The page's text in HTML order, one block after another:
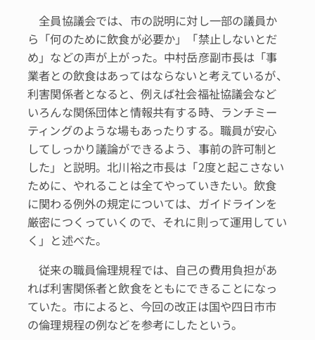
全員協議会では、市の説明に対し一部の議員か
ら「何のために飲食が必要か」「禁止しないとだ
め」などの声が上がった。中村岳彦副市長は「事
業者との飲食はあってはならないと考えているが、
利害関係者となると、例えば社会福祉協議会など
いろんな関係団体と情報共有する時、ランチミー
ティングのような場もあったりする。職員が安心
してしっかり議論ができるよう、事前の許可制と
した」と説明。北川裕之市長は「2度と起こさない
ために、やれることは全てやっていきたい。飲食
に関わる例外の規定については、ガイドラインを
厳密につくっていくので、それに則って運用してい
く」と述べた。
従来の職員倫理規程では、自己の費用負担があ
れば利害関係者と飲食をともにできることになっ
ていた。市によると、今回の改正は国や四日市市
の倫理規程の例などを参考にしたという。